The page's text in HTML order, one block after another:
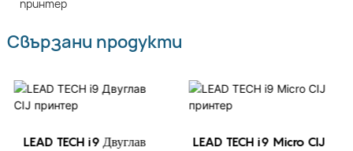
Свързани продукти
LEAD TECH i9 Двуглав
LEAD TECH i9 Micro CIJ